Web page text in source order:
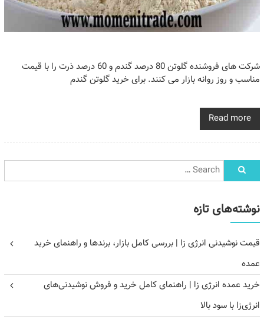
شرکت های فروشنده گلوتن 80 درصد گندم و 60 درصد ذرت را با قیمت
مناسب و روز روانه بازار می کنند. برای خرید گلوتن گندم
Read more
نوشته‌های تازه
قیمت نوشیدنی انرژی زا | بررسی کامل بازار، برندها و راهنمای خرید
عمده
خرید عمده انرژی زا | راهنمای کامل خرید و فروش نوشیدنی‌های
انرژی‌زا با سود بالا